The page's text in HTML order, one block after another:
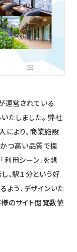
い合わせ
運営されている
たしました。 弊社
により、商業施設
つ高い品質で提
利用シーン」を想
、駅１分という好
よう、デザインいた
様のサイト閲覧数値